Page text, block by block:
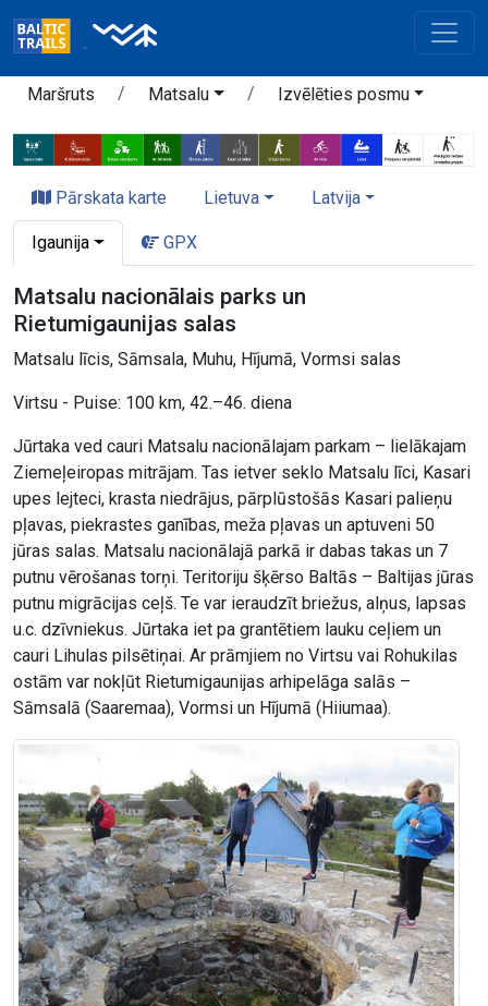
Maršruts Matsalu Izvēlēties posmu
Pārskata karte Lietuva Latvija
Igaunija GPX
Matsalu nacionālais parks un
Rietumigaunijas salas
Matsalu līcis, Sāmsala, Muhu, Hījumā, Vormsi salas
Virtsu - Puise: 100 km, 42.–46. diena
Jūrtaka ved cauri Matsalu nacionālajam parkam – lielākajam
Ziemeļeiropas mitrājam. Tas ietver seklo Matsalu līci, Kasari
upes lejteci, krasta niedrājus, pārplūstošās Kasari palieņu
pļavas, piekrastes ganības, meža pļavas un aptuveni 50
jūras salas. Matsalu nacionālajā parkā ir dabas takas un 7
putnu vērošanas torņi. Teritoriju šķērso Baltās – Baltijas jūras
putnu migrācijas ceļš. Te var ieraudzīt briežus, alņus, lapsas
u.c. dzīvniekus. Jūrtaka iet pa grantētiem lauku ceļiem un
cauri Lihulas pilsētiņai. Ar prāmjiem no Virtsu vai Rohukilas
ostām var nokļūt Rietumigaunijas arhipelāga salās –
Sāmsalā (Saaremaa), Vormsi un Hījumā (Hiiumaa).